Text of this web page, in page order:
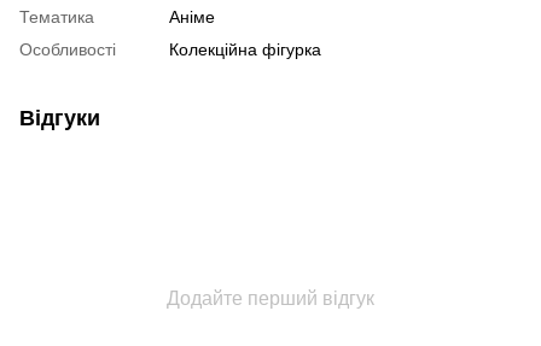
Тематика
Аніме
Особливості
Колекційна фігурка
Відгуки
Додайте перший відгук